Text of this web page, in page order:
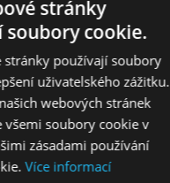
stránky
soubory cookie.
stránky používají soubory
uživatelského zážitku.
webových stránek
všemi soubory cookie v
zásadami používání
Více informací